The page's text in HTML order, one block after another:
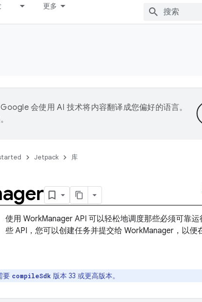
更多
Google 会使用 AI 技术将内容翻译成您偏好的语言。
Jetpack 库
使用 WorkManager API 可以轻松地调度那些必须可靠
些 API，您可以创建任务并提交给 WorkManager，以便
要 compileSdk 版本 33 或更高版本。